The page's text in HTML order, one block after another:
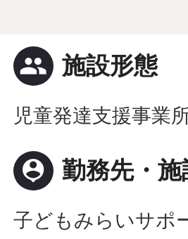
people 施設形態
児童発達支援事業
person_pin 勤務先・施
子どもみらいサポ